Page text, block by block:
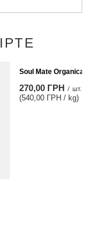
Soul Mate Organica
270,00 ГРН / шт.
(540,00 ГРН / kg)